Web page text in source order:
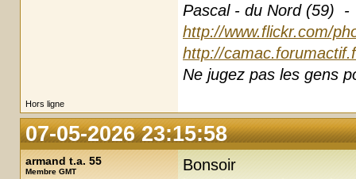
Pascal - du Nord (59) -
http://www.flickr.com/
http://
Ne jugez pas les gens
Hors ligne
07-05-2026 23:15:58
armand t.a. 55
Membre GMT
Bonsoir